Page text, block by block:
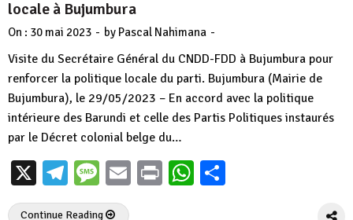
locale à Bujumbura
On : 30 mai 2023 - by Pascal Nahimana -
Visite du Secrétaire Général du CNDD-FDD à Bujumbura pour
renforcer la politique locale du parti. Bujumbura (Mairie de
Bujumbura), le 29/05/2023 – En accord avec la politique
intérieure des Barundi et celle des Partis Politiques instaurés
par le Décret colonial belge du…
X Telegram
Message
EmailPrintWhatsApp
Continue Reading